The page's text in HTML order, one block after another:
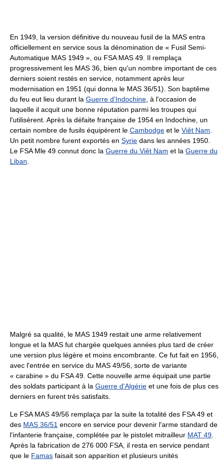
En 1949, la version définitive du nouveau fusil de la MAS entra
officiellement en service sous la dénomination de « Fusil Semi-
Automatique MAS 1949 », ou FSA MAS 49. Il remplaça
progressivement les MAS 36, bien qu'un nombre important de ces
derniers soient restés en service, notamment après leur
modernisation en 1951 (qui donna le MAS 36/51). Son baptême
du feu eut lieu durant la Guerre d'Indochine , à l'occasion de
laquelle il acquit une bonne réputation parmi les troupes qui
l'utilisèrent. Après la défaite française de 1954 en Indochine, un
certain nombre de fusils équipèrent le Cambodge et le Viêt Nam
Un petit nombre furent exportés en Syrie dans les années 1950.
Le FSA Mle 49 connut donc la Guerre du Viêt Nam et la Guerre du
Liban
Malgré sa qualité, le MAS 1949 restait une arme relativement
longue et la MAS fut chargée quelques années plus tard de créer
une version plus légère et moins encombrante. Ce fut fait en 1956,
avec l'entrée en service du MAS 49/56, sorte de variante
« carabine » du FSA 49. Cette nouvelle arme équipait une partie
des soldats participant à la Guerre d'Algérie et une fois de plus ces
derniers en furent très satisfaits.
Le FSA MAS 49/56 remplaça par la suite la totalité des FSA 49 et
des MAS 36/51 encore en service pour devenir l'arme standard de
l'infanterie française, complétée par le pistolet mitrailleur MAT 49
Après la fabrication de 276 000 FSA , il resta en service pendant
que le Famas faisait son apparition et plusieurs unités